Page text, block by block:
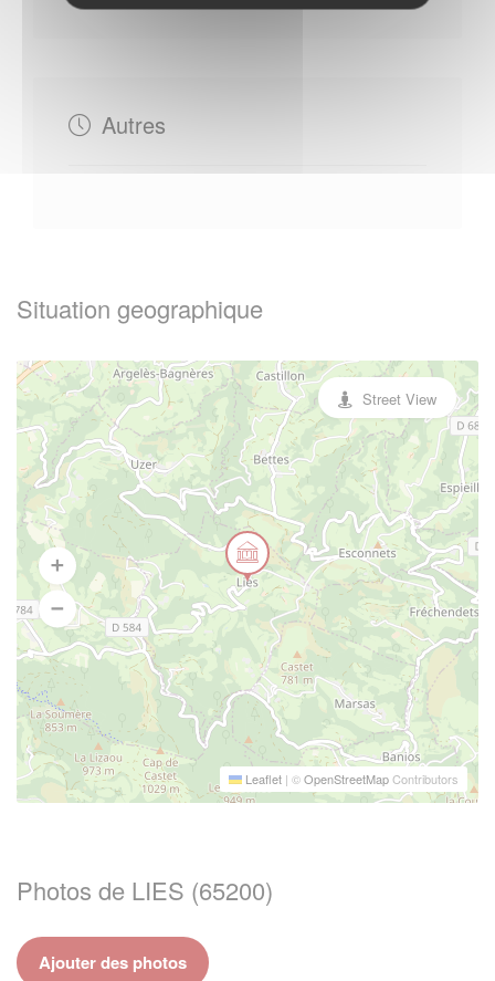
Autres
Situation geographique
Leaflet | ©OpenStreetMapContributors
Street View
Photos de LIES (65200)
Ajouter des photos